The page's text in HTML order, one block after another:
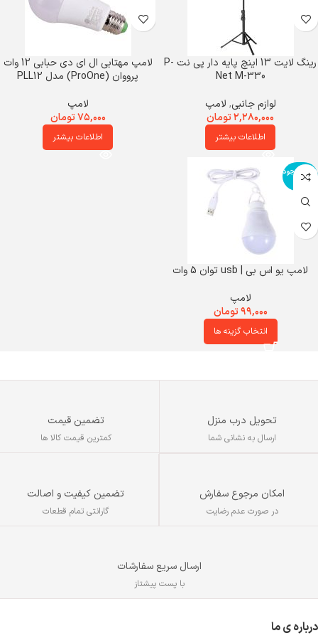
رینگ لایت 13 اینچ پایه دار پی نت P-
Net M-330
لوازم جانبی, لامپ
۲,۲۸۰,۰۰۰تومان
اطلاعات بیشتر
لامپ مهتابی ال ای دی حبابی 12 وات
پرووان (ProOne) مدل PLL12
لامپ
۷۵,۰۰۰تومان
اطلاعات بیشتر
اتمام موجود
ی
لامپ یو اس بی | usb توان 5 وات
لامپ
۹۹,۰۰۰تومان
انتخاب گزینه ها
تحویل درب منزل
ارسال به نشانی شما
تضمین قیمت
کمترین قیمت کالا ها
امکان مرجوع سفارش
در صورت عدم رضایت
تضمین کیفیت و اصالت
گارانتی تمام قطعات
ارسال سریع سفارشات
با پست پیشتاز
درباره ی ما